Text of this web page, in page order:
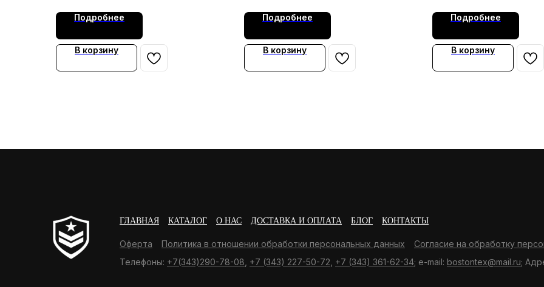
Подробнее
В корзину
Подробнее
В корзину
Подробнее
В корзину
ГЛАВНАЯ КАТАЛОГ О НАС ДОСТАВКА И ОПЛАТА БЛОГ КОНТАКТЫ
Оферта Политика в отношении обработки персональных данных
Согласие на обработку
Телефоны: +7(343)290-78-08 +7 (343) 227-50-72 +7 (343) 361-62-34; e-mail: bostontex@mail.ru;